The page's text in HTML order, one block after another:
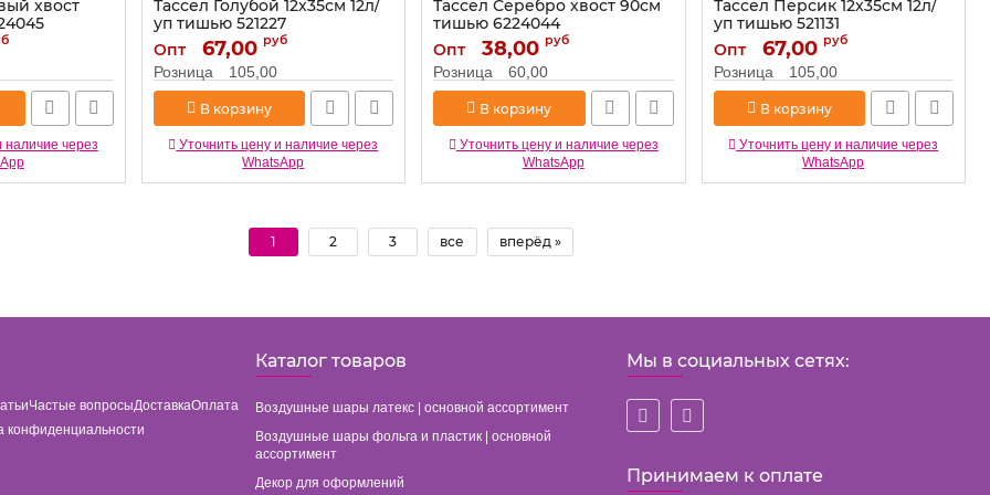
хвост
через
Тассел Голубой 12х35см 12л/
уп тишью 521227
Артикул: 521227
Опт 67,00 руб
Розница 105,00
В корзину
Уточнить цену и наличие через
WhatsApp
Тассел Серебро хвост 90см
тишью 6224044
Артикул: 6224044
Опт 38,00 руб
Розница 60,00
В корзину
Уточнить цену и наличие через
WhatsApp
Тассел Персик 12х35см 12л/
уп тишью 521131
Артикул: 521131
Опт 67,00 руб
Розница 105,00
В корзину
Уточнить цену и наличие через
WhatsApp
1 2 3 все вперёд »
Частые вопросыДоставкаОплата
конфиденциальности
Каталог товаров
Воздушные шары латекс | основной ассортимент
Воздушные шары фольга и пластик | основной
ассортимент
Декор для оформлений
Мы в социальных сетях:
Принимаем к оплате